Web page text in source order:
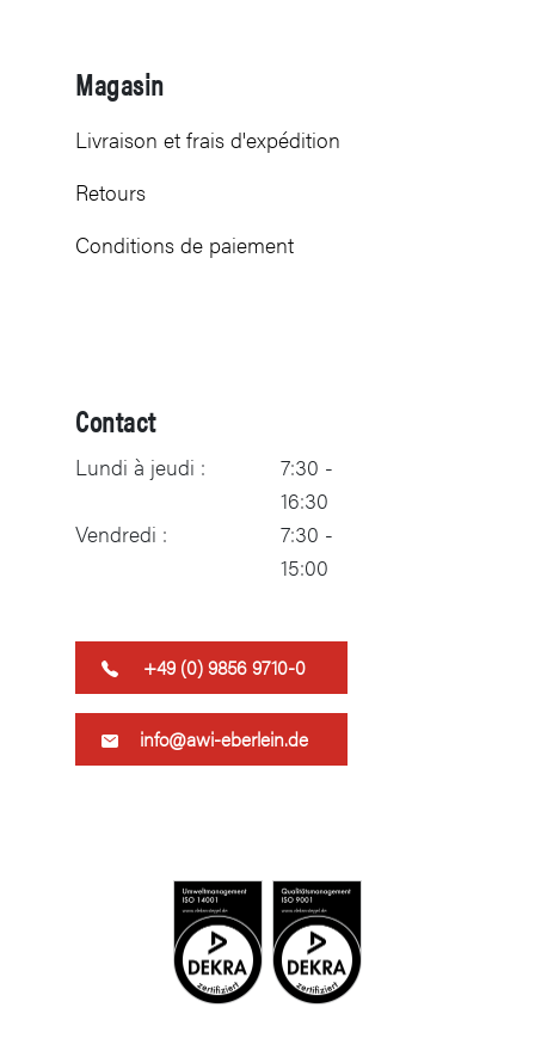
Magasin
Livraison et frais d'expédition
Retours
Conditions de paiement
Contact
Lundi à jeudi :
7:30 -
16:30
Vendredi :
7:30 -
15:00
​+49 (0) 9856 9710-0
info@awi-eberlein.de